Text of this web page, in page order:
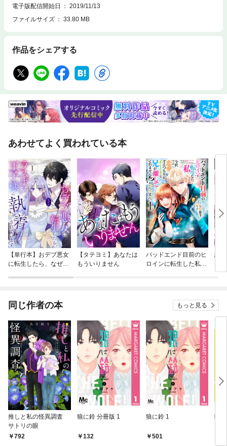
電子版配信開始日
2019/11/13
ファイルサイズ
33.80 MB
作品をシェアする
あわせてよく買われている本
【単行本】おデブ悪女
に転生したら、なぜか
【タテヨミ】あなたは
もういりません
バッドエンド目前のヒ
ロインに転生した私、
結
同じ作者の本 もっと見る
推しと私の怪異調査
サトリの眼
792
狼に鈴 分冊版 1
132
狼に鈴 1
501
映
な